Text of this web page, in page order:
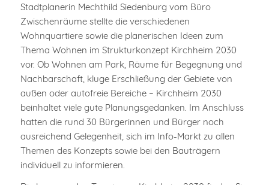
Stadtplanerin Mechthild Siedenburg vom Büro
Zwischenräume stellte die verschiedenen
Wohnquartiere sowie die planerischen Ideen zum
Thema Wohnen im Strukturkonzept Kirchheim 2030
vor. Ob Wohnen am Park, Räume für Begegnung und
Nachbarschaft, kluge Erschließung der Gebiete von
außen oder autofreie Bereiche – Kirchheim 2030
beinhaltet viele gute Planungsgedanken. Im Anschluss
hatten die rund 30 Bürgerinnen und Bürger noch
ausreichend Gelegenheit, sich im Info-Markt zu allen
Themen des Konzepts sowie bei den Bauträgern
individuell zu informieren.